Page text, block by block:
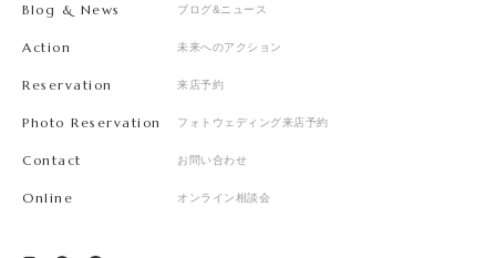
Blog & News ブログ&ニュース
Action 未来へのアクション
Reservation 来店予約
Photo Reservation フォトウェディング来店予約
Contact お問い合わせ
Online オンライン相談会